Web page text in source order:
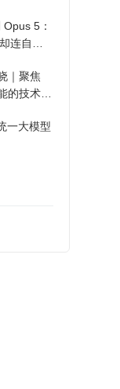
5：
连自己
｜聚焦
的技术路
一大模型